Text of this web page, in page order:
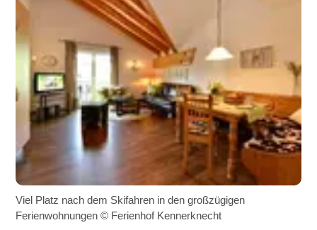
Viel Platz nach dem Skifahren in den großzügigen
Ferienwohnungen © Ferienhof Kennerknecht